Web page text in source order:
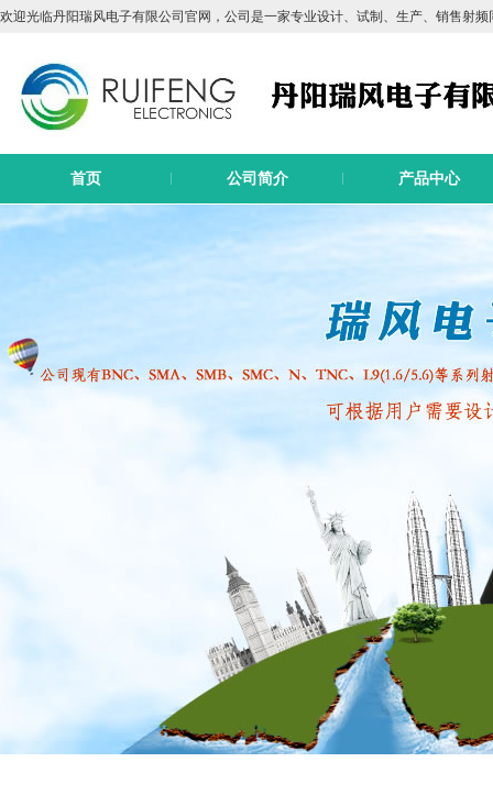
欢迎光临丹阳瑞风电子有限公司官网，公司是一家专业设计、试制、生产、销售射
首页 公司简介 产品中心